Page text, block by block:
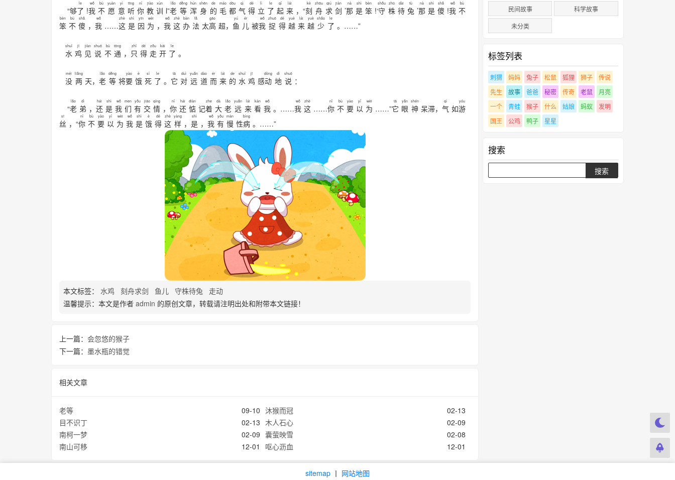
“够了
le
!我
wǒ
不
bù
愿
yuàn
意
yì
听
tīng
你
nǐ
教
jiào
训
xùn
l”老
lǎo
等
děng
浑
hún
身
shēn
的
de
毛
máo
都
dōu
气
qì
得
dé
立
lì
了
le
起
qǐ
来
lái
，“刻
kè
舟
zhōu
求
qiú
剑
jiàn
’那
nà
是
shì
笨
bèn
!‘守
shǒu
株
zhū
待
dài
兔
tù
’那
nà
是
shì
傻
shǎ
!我
wǒ
不
bù
笨
bèn
不
bù
傻
shǎ
， 我
wǒ
……这
zhè
是
shì
因
yīn
为
wèi
， 我
wǒ
这
zhè
办
bàn
法
fǎ
太高
gāo
超， 鱼
yú
儿
ér
被我
wǒ
捉
zhuō
得
dé
越
yuè
来
lái
越
yuè
少
shǎo
了
le
。……”
水
shuǐ
鸡
jī
见
jiàn
说
shuō
不
bù
通
tōng
， 只
zhǐ
得
dé
走
zǒu
开
kāi
了
le
。
没
méi
两
liǎng
天， 老
lǎo
等
děng
将要
yào
饿
è
死
sǐ
了
le
。 它
tā
对
duì
远
yuǎn
道
dào
而
ér
来
lái
的
de
水
shuǐ
鸡
jī
感动
dòng
地
dì
说
shuō
：
“老
lǎo
弟
dì
， 还
hái
是
shì
我
wǒ
们
men
有
yǒu
交
jiāo
情
qíng
， 你
nǐ
还
hái
惦
diàn
记着
zhe
大
dà
老
lǎo
远
yuǎn
来
lái
看
kàn
我
wǒ
。……我
wǒ
这
zhè
……你
nǐ
不
bù
要
yào
以
yǐ
为
wèi
……”它
tā
眼
yǎn
神
shén
呆滞， 气
qì
如游
yóu
丝
sī
，“你
nǐ
不
bù
要
yào
以
yǐ
为
wèi
我
wǒ
是
shì
饿
è
得
dé
这
zhè
样
yàng
， 是
shì
， 我
wǒ
有
yǒu
慢
màn
性病
bìng
。……”
本文标签： 水鸡 刻舟求剑 鱼儿 守株待兔
走动
温馨提示：本文是作者 admin 的原创文章，转载请注明出处和附带本文链接！
上一篇： 会忽悠的猴子
下一篇： 墨水瓶的错觉
相关文章
09-10
老等 02-13
沐猴而冠
02-13
目不识丁 02-09
木人石心
02-09
南柯一梦 02-08
囊萤映雪
12-01
南山可移 12-01
呕心沥血
民间故事
科学故事
未分类
标签列表
刺猬 妈妈 兔子 松鼠 狐狸 狮子
传说
先生
故事 爸爸 秘密 传奇 老鼠
月亮
一个
青蛙 猴子 什么 姑娘 蚂蚁
发明
国王
公鸡 鸭子 星星
搜索
sitemap 丨 网站地图